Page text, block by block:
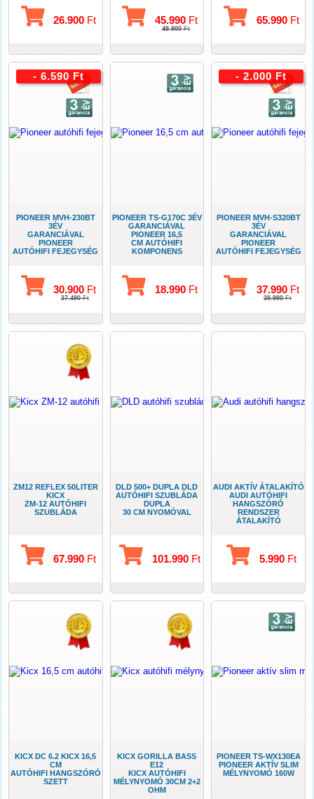
26.900 Ft 45.990Ft
49.900Ft
65.990Ft
PIONEER MVH-230BT
3ÉV
GARANCIÁVAL
PIONEER
AUTÓHIFI FEJEGYSÉG
30.900 Ft
37.490Ft
- 6.590 Ft
PIONEER TS-G170C 3ÉV
GARANCIÁVAL
PIONEER 16,5
CM AUTÓHIFI
KOMPONENS
18.990Ft
PIONEER MVH-S320BT
3ÉV
GARANCIÁVAL
PIONEER
AUTÓHIFI FEJEGYSÉG
37.990Ft
39.990Ft
- 2.000 Ft
ZM12 REFLEX 50LITER
KICX
ZM-12 AUTÓHIFI
SZUBLÁDA
67.990 Ft
DLD 500+ DUPLA DLD
AUTÓHIFI SZUBLÁDA
DUPLA
30 CM NYOMÓVAL
101.990Ft
AUDI AKTÍV ÁTALAKÍTÓ
AUDI AUTÓHIFI
HANGSZÓRÓ
RENDSZER
ÁTALAKÍTÓ
5.990Ft
KICX DC 6.2 KICX 16,5
CM
AUTÓHIFI HANGSZÓRÓ
SZETT
KICX GORILLA BASS
E12
KICX AUTÓHIFI
MÉLYNYOMÓ 30CM 2+2
OHM
PIONEER TS-WX130EA
PIONEER AKTÍV SLIM
MÉLYNYOMÓ 160W